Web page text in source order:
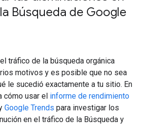
Búsqueda de Google
tráfico de la búsqueda orgánica
motivos y es posible que no sea
le sucedió exactamente a tu sitio. En
cómo usar el informe de rendimiento
Google Trends para investigar los
en el tráfico de la Búsqueda y